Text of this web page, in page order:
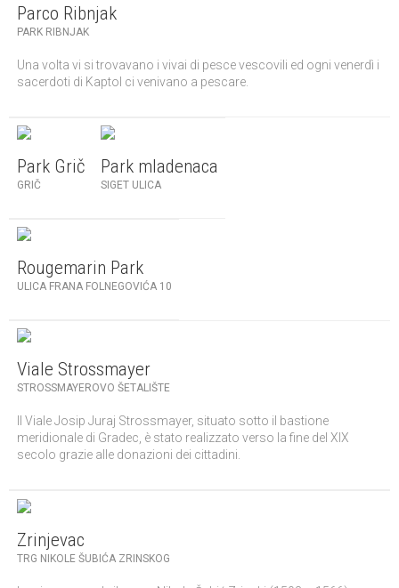
Parco Ribnjak
PARK RIBNJAK
Una volta vi si trovavano i vivai di pesce vescovili ed ogni venerdì i
sacerdoti di Kaptol ci venivano a pescare.
Park Grič
GRIČ
Park mladenaca
SIGET ULICA
Rougemarin Park
ULICA FRANA FOLNEGOVIĆA 10
Viale Strossmayer
STROSSMAYEROVO ŠETALIŠTE
Il Viale Josip Juraj Strossmayer, situato sotto il bastione
meridionale di Gradec, è stato realizzato verso la fine del XIX
secolo grazie alle donazioni dei cittadini.
Zrinjevac
TRG NIKOLE ŠUBIĆA ZRINSKOG